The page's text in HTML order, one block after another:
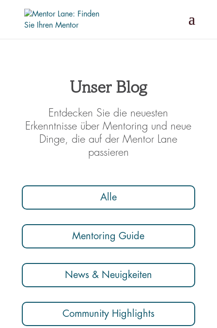
Unser Blog
Entdecken Sie die neuesten
Erkenntnisse über Mentoring und neue
Dinge, die auf der Mentor Lane
passieren
Alle
Mentoring Guide
News & Neuigkeiten
Community Highlights